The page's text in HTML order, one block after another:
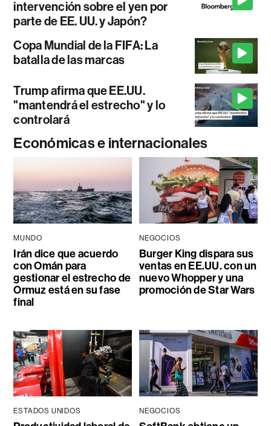
intervención sobre el yen por
parte de EE. UU. y Japón?
Copa Mundial de la FIFA: La
batalla de las marcas
Trump afirma que EE.UU.
"mantendrá el estrecho" y lo
controlará
Económicas e internacionales
MUNDO
Irán dice que acuerdo
con Omán para
gestionar el estrecho de
Ormuz está en su fase
final
NEGOCIOS
Burger King dispara sus
ventas en EE.UU. con un
nuevo Whopper y una
promoción de Star Wars
ESTADOS UNIDOS NEGOCIOS